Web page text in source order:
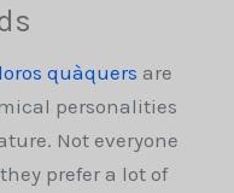
quàquers are
personalities
Not everyone
prefer a lot of